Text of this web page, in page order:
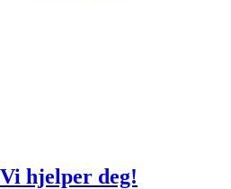
Vi hjelper deg!